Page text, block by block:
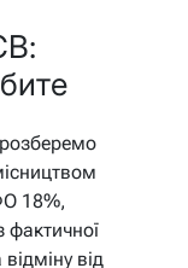
18%,
від